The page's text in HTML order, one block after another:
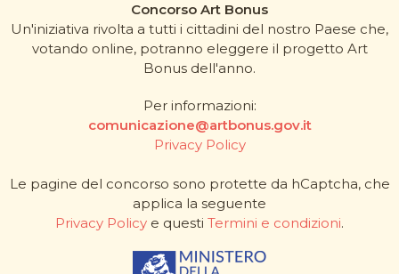
Concorso Art Bonus
Un'iniziativa rivolta a tutti i cittadini del nostro Paese che,
votando online, potranno eleggere il progetto Art
Bonus dell'anno.
Per informazioni:
comunicazione@artbonus.gov.it
Privacy Policy
Le pagine del concorso sono protette da hCaptcha, che
applica la seguente
Privacy Policy e questi Termini e condizioni.